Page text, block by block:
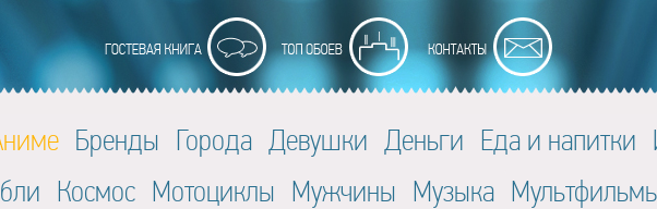
Бренды Города Девушки Деньги Еда и напитки
Космос Мотоциклы Мужчины Музыка